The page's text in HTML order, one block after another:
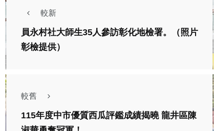
較新
員永村社大師生35人參訪彰化地檢署。（照片
彰檢提供）
較舊
115年度中市優質西瓜評鑑成績揭曉 龍井區陳